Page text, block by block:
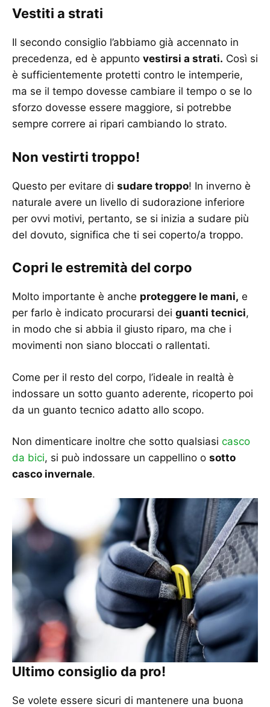
Vestiti a strati
Il secondo consiglio l’abbiamo già accennato in
precedenza, ed è appunto vestirsi a strati. Così si
è sufficientemente protetti contro le intemperie,
ma se il tempo dovesse cambiare il tempo o se lo
sforzo dovesse essere maggiore, si potrebbe
sempre correre ai ripari cambiando lo strato.
Non vestirti troppo!
Questo per evitare di sudare troppo! In inverno è
naturale avere un livello di sudorazione inferiore
per ovvi motivi, pertanto, se si inizia a sudare più
del dovuto, significa che ti sei coperto/a troppo.
Copri le estremità del corpo
Molto importante è anche proteggere le mani, e
per farlo è indicato procurarsi dei guanti tecnici,
in modo che si abbia il giusto riparo, ma che i
movimenti non siano bloccati o rallentati.
Come per il resto del corpo, l’ideale in realtà è
indossare un sotto guanto aderente, ricoperto poi
da un guanto tecnico adatto allo scopo.
Non dimenticare inoltre che sotto qualsiasi casco
da bici, si può indossare un cappellino o sotto
casco invernale.
Ultimo consiglio da pro!
Se volete essere sicuri di mantenere una buona